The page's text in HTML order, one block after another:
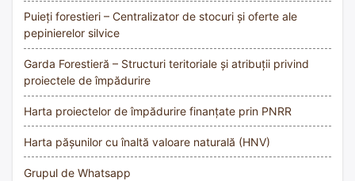
Puieți forestieri – Centralizator de stocuri și oferte ale
pepinierelor silvice
Garda Forestieră – Structuri teritoriale și atribuții privind
proiectele de împădurire
Harta proiectelor de împădurire finanțate prin PNRR
Harta pășunilor cu înaltă valoare naturală (HNV)
Grupul de Whatsapp